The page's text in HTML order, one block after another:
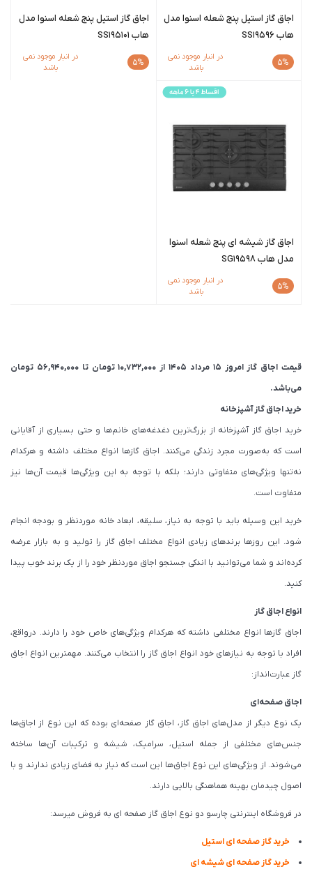
اجاق گاز استیل پنج شعله اسنوا مدل
هاب SS19596
5%
در انبار موجود نمی
باشد
اجاق گاز استیل پنج شعله اسنوا مدل
هاب SS195101
5%
در انبار موجود نمی
باشد
اجاق گاز شیشه ای پنج شعله اسنوا
مدل هاب SG19598
5%
در انبار موجود نمی
باشد
قیمت اجاق گاز امروز 15 مرداد 1405 از 10,732,000 تومان تا56,940,000 تومان
می‌باشد.
خرید اجاق گاز آشپزخانه
خرید اجاق گاز آشپزخانه از بزرگ‌ترین دغدغه‌های خانم‌ها و حتی بسیاری از آقایانی
است که به‌صورت مجرد زندگی می‌کنند. اجاق گازها انواع مختلف داشته و هرکدام
نه‌تنها ویژگی‌های متفاوتی دارند؛ بلکه با توجه به این ویژگی‌ها قیمت آن‌ها نیز
متفاوت است.
خرید این وسیله باید با توجه به نیاز، سلیقه، ابعاد خانه موردنظر و بودجه انجام
شود. این روزها برندهای زیادی انواع مختلف اجاق گاز را تولید و به بازار عرضه
کرده‌اند و شما می‌توانید با اندکی جستجو اجاق موردنظر خود را از یک برند خوب پیدا
کنید.
انواع اجاق گاز
اجاق گازها انواع مختلفی داشته که هرکدام ویژگی‌های خاص خود را دارند. درواقع،
افراد با توجه به نیازهای خود انواع اجاق گاز را انتخاب می‌کنند. مهمترین انواع اجاق
گاز عبارت‌انداز:
اجاق صفحه‌ای
یک نوع دیگر از مدل‌های اجاق گاز، اجاق گاز صفحه‌ای بوده که این نوع از اجاق‌ها
جنس‌های مختلفی از جمله استیل، سرامیک، شیشه و ترکیبات آن‌ها ساخته
می‌شوند. از ویژگی‌های این نوع اجاق‌ها این است که نیاز به فضای زیادی ندارند و با
اصول چیدمان بهینه هماهنگی بالایی دارند.
در فروشگاه اینترنتی چارسو دو نوع اجاق گاز صفحه ای به فروش میرسد:
خرید گاز صفحه ای استیل
خرید گاز صفحه ای شیشه ای